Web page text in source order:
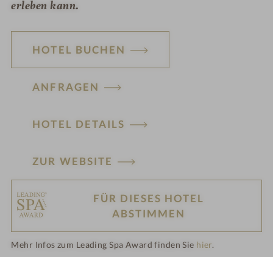
erleben kann.
HOTEL BUCHEN
ANFRAGEN
HOTEL DETAILS
ZUR WEBSITE
FÜR DIESES HOTEL
ABSTIMMEN
Mehr Infos zum Leading Spa Award finden Sie hier.
H
ot